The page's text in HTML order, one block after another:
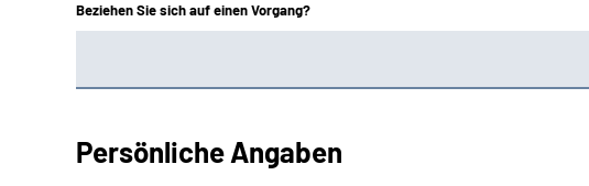
Beziehen Sie sich auf einen Vorgang?
Persönliche Angaben